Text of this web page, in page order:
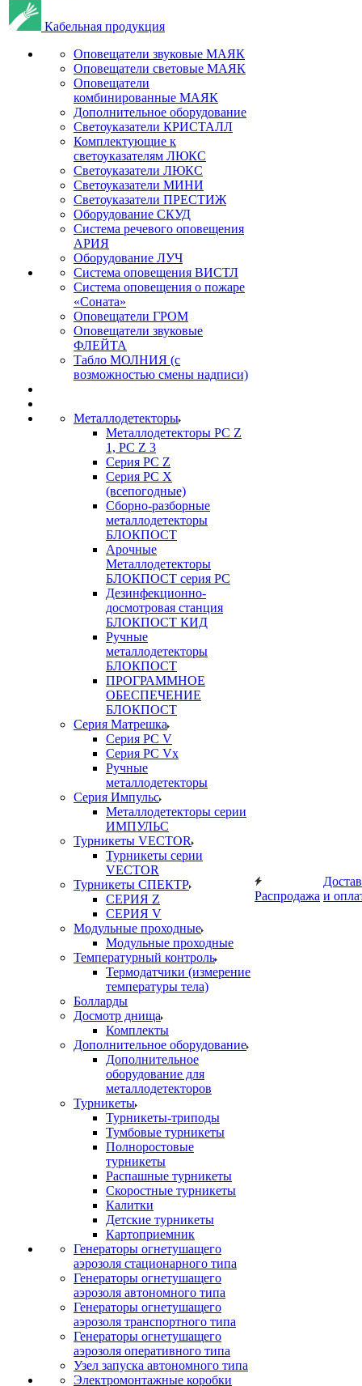
Кабельная продукция
Оповещатели звуковые МАЯК
Оповещатели световые МАЯК
Оповещатели
комбинированные МАЯК
Дополнительное оборудование
Светоуказатели КРИСТАЛЛ
Комплектующие к
светоуказателям ЛЮКС
Светоуказатели ЛЮКС
Светоуказатели МИНИ
Светоуказатели ПРЕСТИЖ
Оборудование СКУД
Система речевого оповещения
АРИЯ
Оборудование ЛУЧ
Система оповещения ВИСТЛ
Система оповещения о пожаре
«Соната»
Оповещатели ГРОМ
Оповещатели звуковые
ФЛЕЙТА
Табло МОЛНИЯ (с
возможностью смены надписи)
Металлодетекторы
Металлодетекторы РС Z
1, PC Z 3
Серия РС Z
Серия РС X
(всепогодные)
Сборно-разборные
металлодетекторы
БЛОКПОСТ
Арочные
Металлодетекторы
БЛОКПОСТ серия РС
Дезинфекционно-
досмотровая станция
БЛОКПОСТ КИД
Ручные
металлодетекторы
БЛОКПОСТ
ПРОГРАММНОЕ
ОБЕСПЕЧЕНИЕ
БЛОКПОСТ
Серия Матрешка
Серия PC V
Серия PC Vx
Ручные
металлодетекторы
Серия Импульс
Металлодетекторы серии
ИМПУЛЬС
Турникеты VECTOR
Турникеты серии
VECTOR
Турникеты СПЕКТР
СЕРИЯ Z
СЕРИЯ V
Модульные проходные
Модульные проходные
Температурный контроль
Термодатчики (измерение
температуры тела)
Болларды
Досмотр днища
Комплекты
Дополнительное оборудование
Дополнительное
оборудование для
металлодетекторов
Турникеты
Турникеты-триподы
Тумбовые турникеты
Полноростовые
турникеты
Распашные турникеты
Скоростные турникеты
Калитки
Детские турникеты
Картоприемник
Генераторы огнетушащего
аэрозоля стационарного типа
Генераторы огнетушащего
аэрозоля автономного типа
Генераторы огнетушащего
аэрозоля транспортного типа
Генераторы огнетушащего
аэрозоля оперативного типа
Узел запуска автономного типа
Электромонтажные коробки
Распродажа и